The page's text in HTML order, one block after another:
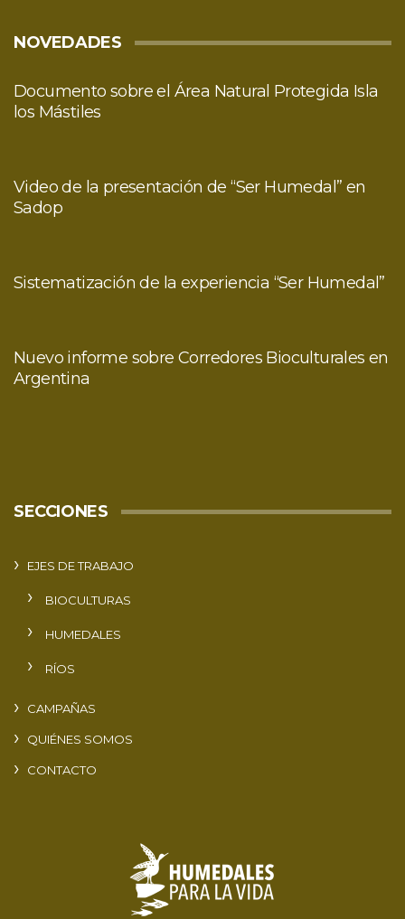
NOVEDADES
Documento sobre el Área Natural Protegida Isla
los Mástiles
Video de la presentación de “Ser Humedal” en
Sadop
Sistematización de la experiencia “Ser Humedal”
Nuevo informe sobre Corredores Bioculturales en
Argentina
SECCIONES
EJES DE TRABAJO
BIOCULTURAS
HUMEDALES
RÍOS
CAMPAÑAS
QUIÉNES SOMOS
CONTACTO